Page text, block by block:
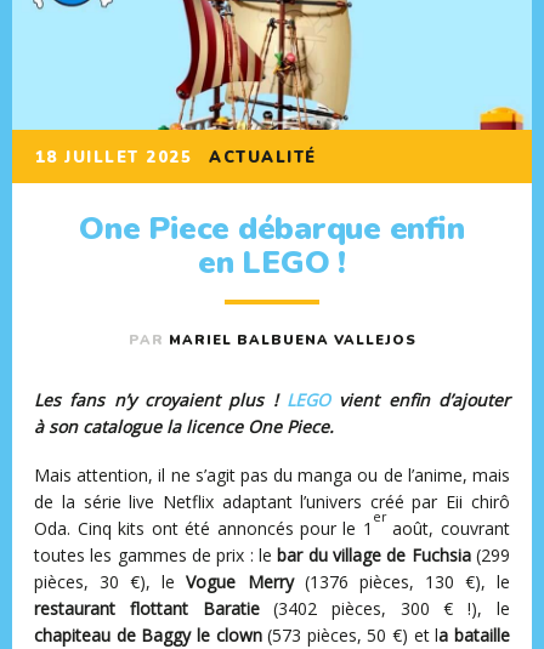
18 JUILLET 2025 ACTUALITÉ
One Piece débarque enfin
en LEGO !
PAR MARIEL BALBUENA VALLEJOS
Les fans n’y croyaient plus ! LEGO vient enfin d’ajouter
à son catalogue la licence One Piece.
Mais attention, il ne s’agit pas du manga ou de l’anime, mais
de la série live Netflix adaptant l’univers créé par Eii chirô
Oda. Cinq kits ont été annoncés pour le 1
er
août, couvrant
toutes les gammes de prix : le bar du village de Fuchsia(299
pièces, 30 €), leVogue Merry(1376 pièces, 130 €), le
restaurant flottant Baratie(3402 pièces, 300 € !), le
chapiteau de Baggy le clown(573 pièces, 50 €) et la bataille